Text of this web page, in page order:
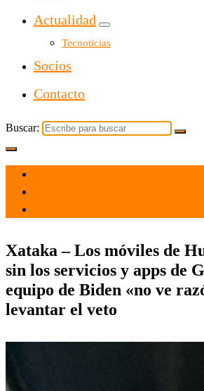
Actualidad
Tecnoticias
Socios
Contacto
Buscar:
Xataka – Los móviles de
sin los servicios y apps de
equipo de Biden «no ve
levantar el veto